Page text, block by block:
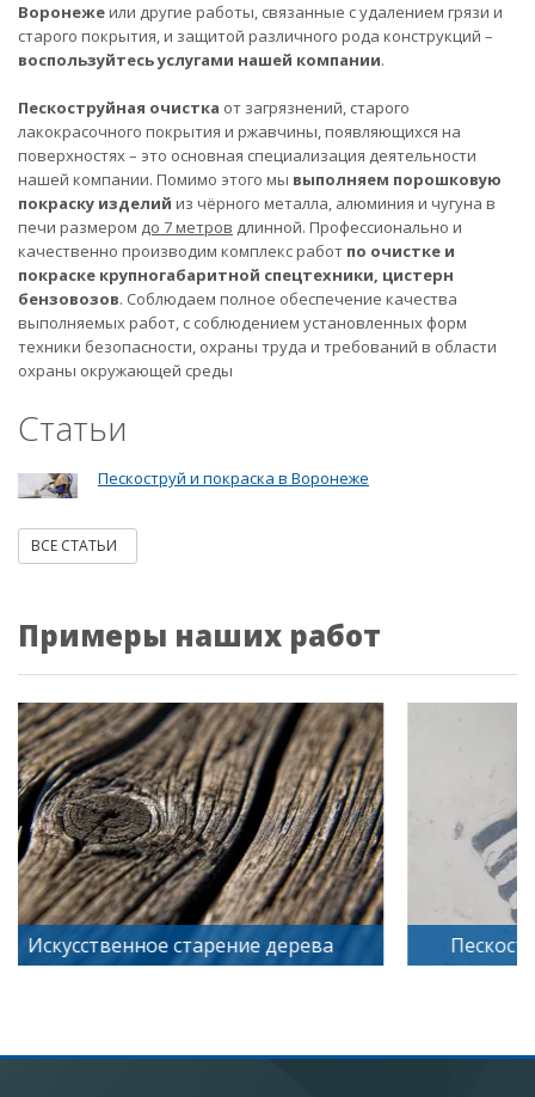
Воронежеили другие работы, связанные с удалением грязи и
старого покрытия, и защитой различного рода конструкций –
воспользуйтесь услугами нашей компании.
Пескоструйная очистка от загрязнений, старого
лакокрасочного покрытия и ржавчины, появляющихся на
поверхностях – это основная специализация деятельности
нашей компании. Помимо этого мы выполняем порошковую
покраску изделий из чёрного металла, алюминия и чугуна в
печи размером до 7 метров длинной. Профессионально и
качественно производим комплекс работ по очистке и
покраске крупногабаритной спецтехники, цистерн
бензовозов. Соблюдаем полное обеспечение качества
выполняемых работ, с соблюдением установленных форм
техники безопасности, охраны труда и требований в области
охраны окружающей среды
Статьи
Пескоструй и покраска в Воронеже
ВСЕ СТАТЬИ
Примеры наших работ
Искусственное старение дерева